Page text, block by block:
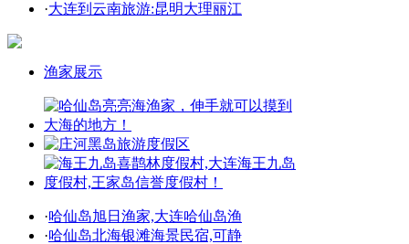
·大连到云南旅游:昆明大理丽江
渔家展示
·哈仙岛旭日渔家,大连哈仙岛渔
·哈仙岛北海银滩海景民宿,可静